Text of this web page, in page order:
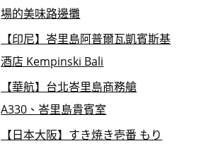
場的美味路邊攤
【印尼】峇里島阿普爾瓦凱賓斯基
酒店 Kempinski Bali
【華航】台北峇里島商務艙
A330、峇里島貴賓室
【日本大阪】すき焼き壱番 もり